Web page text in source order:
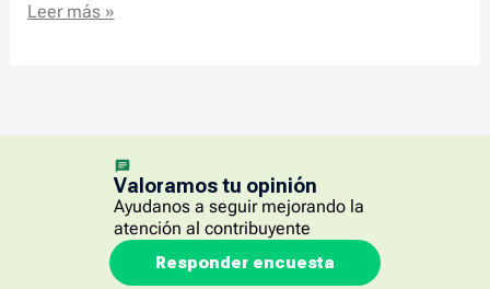
Leer más »
Valoramos tu opinión
Ayudanos a seguir mejorando la
atención al contribuyente
Responder encuesta